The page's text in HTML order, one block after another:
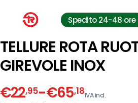
Spedito 24-48 ore
TELLURE ROTA
GIREVOLE INOX
€22,95-€65,18IVA incl.